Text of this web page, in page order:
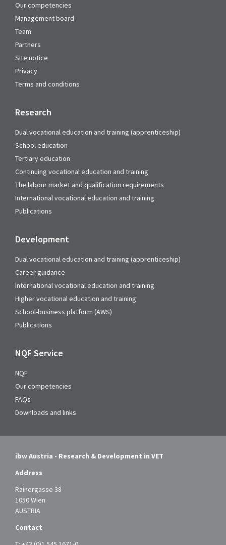
Our competencies
Management board
Team
Partners
Site notice
Privacy
Terms and conditions
Research
Dual vocational education and training (apprenticeship)
School education
Tertiary education
Continuing vocational education and training
The labour market and qualification requirements
International vocational education and training
Publications
Development
Dual vocational education and training (apprenticeship)
Career guidance
International vocational education and training
Higher vocational education and training
School-business platform (AWS)
Publications
NQF Service
NQF
Our competencies
FAQs
Downloads and links
ibw Austria - Research & Development in VET
Address
Rainergasse 38
1050 Wien
AUSTRIA
Contact